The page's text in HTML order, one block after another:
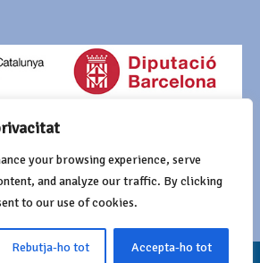
your browsing experience, serve
and analyze our traffic. By clicking
to our use of cookies.
Rebutja-ho tot Accepta-ho tot
i Popular de Catalunya